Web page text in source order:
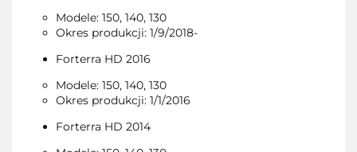
Modele: 150, 140, 130
Okres produkcji: 1/9/2018-
Forterra HD 2016
Modele: 150, 140, 130
Okres produkcji: 1/1/2016
Forterra HD 2014